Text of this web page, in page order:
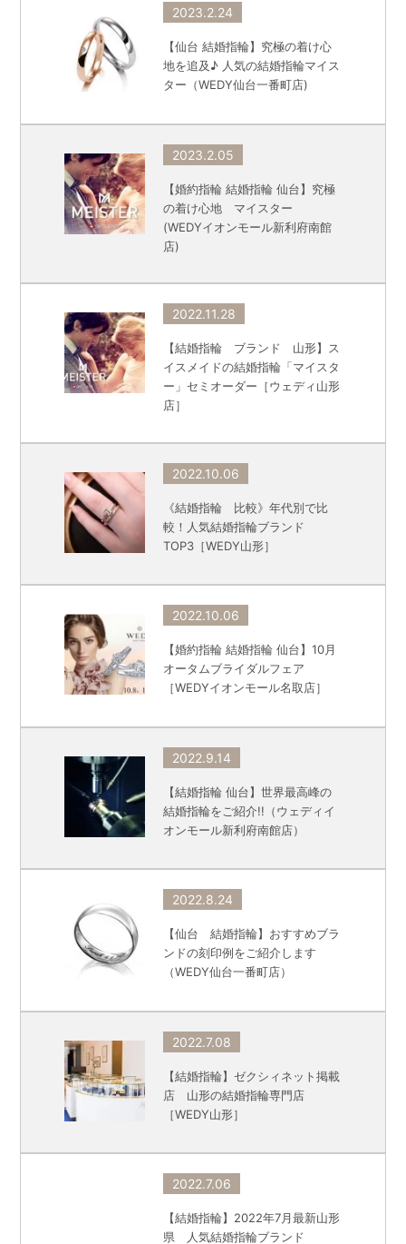
2023.2.24
【仙台 結婚指輪】究極の着け心
地を追及♪ 人気の結婚指輪マイス
ター（WEDY仙台一番町店)
2023.2.05
【婚約指輪 結婚指輪 仙台】究極
の着け心地 マイスター
(WEDYイオンモール新利府南館
店)
2022.11.28
【結婚指輪 ブランド 山形】ス
イスメイドの結婚指輪「マイスタ
ー」セミオーダー［ウェディ山形
店］
2022.10.06
《結婚指輪 比較》年代別で比
較！人気結婚指輪ブランド
TOP3［WEDY山形］
2022.10.06
【婚約指輪 結婚指輪 仙台】10月
オータムブライダルフェア
［WEDYイオンモール名取店］
2022.9.14
【結婚指輪 仙台】世界最高峰の
結婚指輪をご紹介!!（ウェディイ
オンモール新利府南館店）
2022.8.24
【仙台 結婚指輪】おすすめブラ
ンドの刻印例をご紹介します
（WEDY仙台一番町店）
2022.7.08
【結婚指輪】ゼクシィネット掲載
店 山形の結婚指輪専門店
［WEDY山形］
2022.7.06
【結婚指輪】2022年7月最新山形
県 人気結婚指輪ブランド